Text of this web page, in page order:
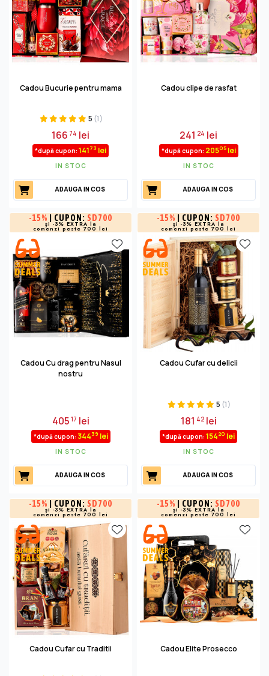
Cadou Bucurie pentru mama
5 (1)
166 74 lei
*după cupon: 14173 lei
IN STOC
ADAUGA IN COS
Cadou clipe de rasfat
241 24 lei
*după cupon: 20505lei
IN STOC
ADAUGA IN COS
-15% | CUPON: SD700
și -3% EXTRA la
comenzi peste 700 lei
Cadou Cu drag pentru Nasul
nostru
40517 lei
*după cupon: 34439 lei
IN STOC
ADAUGA IN COS
-15% | CUPON: SD700
și -3% EXTRA la
comenzi peste 700 lei
Cadou Cufar cu delicii
5 (1)
181 42lei
*după cupon: 15420 lei
IN STOC
ADAUGA IN COS
-15% | CUPON: SD700
și -3% EXTRA la
comenzi peste 700 lei
Cadou Cufar cu Traditii
-15% | CUPON: SD700
și -3% EXTRA la
comenzi peste 700 lei
Cadou Elite Prosecco